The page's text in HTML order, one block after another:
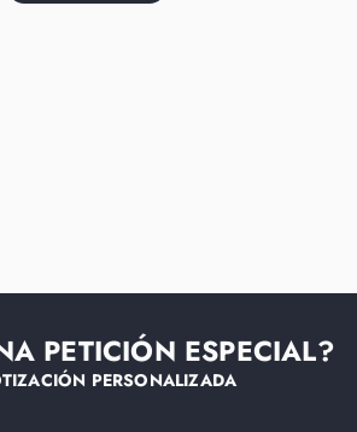
PETICIÓN ESPECIAL?
PERSONALIZADA